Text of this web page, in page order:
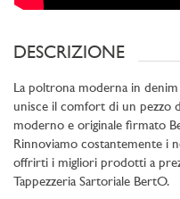
DESCRIZIONE
La poltrona moderna in
unisce il comfort di un pezzo
moderno e originale firmato
Rinnoviamo costantemente i
offrirti i migliori prodotti a
Tappezzeria Sartoriale BertO.